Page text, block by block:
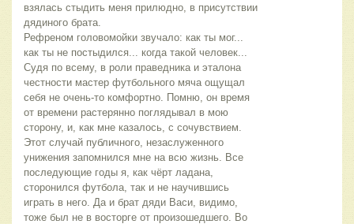
взялась стыдить меня прилюдно, в присутствии
дядиного брата.
Рефреном головомойки звучало: как ты мог...
как ты не постыдился... когда такой человек...
Судя по всему, в роли праведника и эталона
честности мастер футбольного мяча ощущал
себя не очень-то комфортно. Помню, он время
от времени растерянно поглядывал в мою
сторону, и, как мне казалось, с сочувствием.
Этот случай публичного, незаслуженного
унижения запомнился мне на всю жизнь. Все
последующие годы я, как чёрт ладана,
сторонился футбола, так и не научившись
играть в него. Да и брат дяди Васи, видимо,
тоже был не в восторге от произошедшего. Во